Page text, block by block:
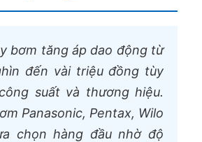
bơm tăng áp dao động từ
đến vài triệu đồng tùy
suất và thương hiệu.
Panasonic, Pentax, Wilo
chọn hàng đầu nhờ độ